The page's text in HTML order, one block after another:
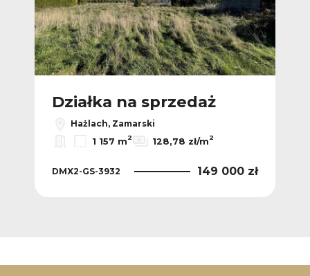
Działka na sprzedaż
Hażlach, Zamarski
1 157 m2 128,78 zł/m2
DMX2-GS-3932 149 000 zł